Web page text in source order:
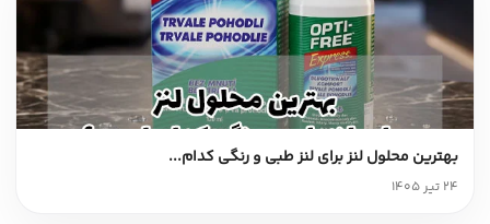
بهترین محلول لنز برای لنز طبی و رنگی کدام...
24 تیر 1405